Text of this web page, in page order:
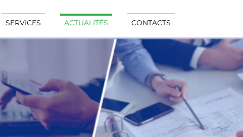
SERVICES ACTUALITÉS CONTACTS